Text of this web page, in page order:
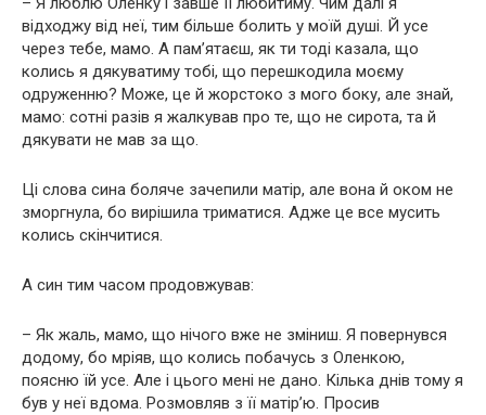
відходжу від неї, тим більше болить у моїй душі. Й усе
через тебе, мамо. А пам’ятаєш, як ти тоді казала, що
колись я дякуватиму тобі, що перешкодила моєму
одруженню? Може, це й жорстоко з мого боку, але знай,
мамо: сотні разів я жалкував про те, що не сирота, та й
дякувати не мав за що.
Ці слова сина боляче зачепили матір, але вона й оком не
зморгнула, бо вирішила триматися. Адже це все мусить
колись скінчитися.
А син тим часом продовжував:
– Як жаль, мамо, що нічого вже не зміниш. Я повернувся
додому, бо мріяв, що колись побачусь з Оленкою,
поясню їй усе. Але і цього мені не дано. Кілька днів тому я
був у неї вдома. Розмовляв з її матір’ю. Просив